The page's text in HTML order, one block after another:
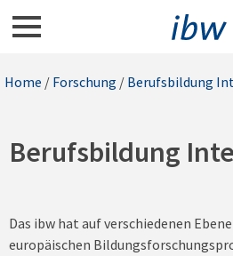
Home / Forschung / Berufsbildung
Berufsbildung
Das ibw hat auf verschiedenen
europäischen